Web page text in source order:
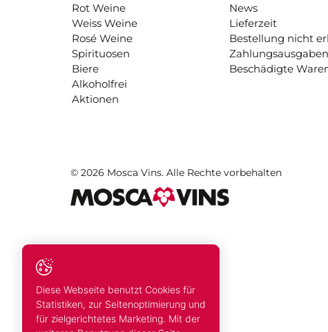
Rot Weine
Weiss Weine
Rosé Weine
Spirituosen
Biere
Alkoholfrei
Aktionen
News
Lieferzeit
Bestellung nicht
Zahlungsausgaben
Beschädigte
© 2026 Mosca Vins. Alle Rechte vorbehalten
Diese Webseite benutzt Cookies für
Statistiken, zur Seitenoptimierung und
für zielgerichtetes Marketing. Mit der